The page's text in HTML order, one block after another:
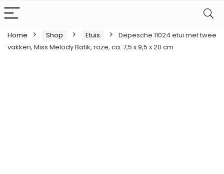
Home Shop Etuis
Depesche 11024 etui met twee
vakken, Miss Melody Batik, roze, ca. 7,5 x 9,5 x 20 cm